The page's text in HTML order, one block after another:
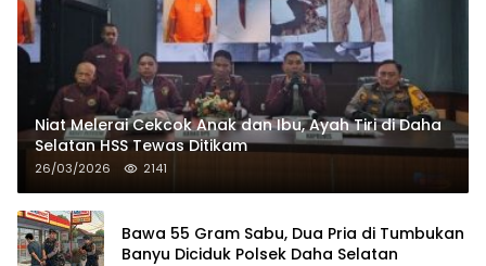
Niat Melerai Cekcok Anak dan Ibu, Ayah Tiri di Daha
Selatan HSS Tewas Ditikam
26/03/2026 2141
Bawa 55 Gram Sabu, Dua Pria di Tumbukan
Banyu Diciduk Polsek Daha Selatan